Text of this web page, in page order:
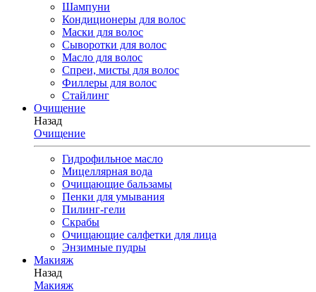
Шампуни
Кондиционеры для волос
Маски для волос
Сыворотки для волос
Масло для волос
Спреи, мисты для волос
Филлеры для волос
Стайлинг
Очищение
Назад
Очищение
Гидрофильное масло
Мицеллярная вода
Очищающие бальзамы
Пенки для умывания
Пилинг-гели
Скрабы
Очищающие салфетки для лица
Энзимные пудры
Макияж
Назад
Макияж